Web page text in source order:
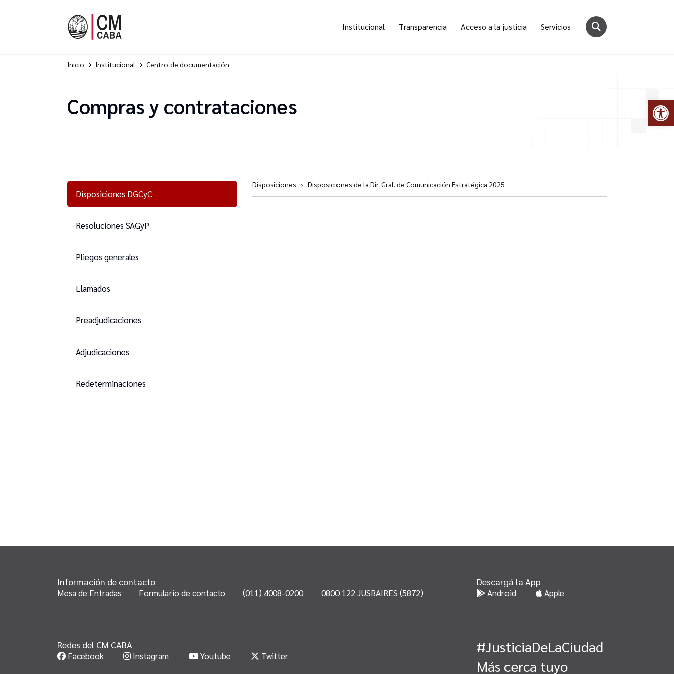
Institucional Transparencia Acceso a la justicia Servicios
Inicio Institucional Centro de documentación
Compras y contrataciones
Disposiciones DGCyC
Resoluciones SAGyP
Pliegos generales
Llamados
Preadjudicaciones
Adjudicaciones
Redeterminaciones
Disposiciones > Disposiciones de la Dir. Gral. de Comunicación Estratégica 2025
Información de contacto
Mesa de Entradas Formulario de contacto (011) 4008-0200 0800 122 JUSBAIRES (5872)
Descargá la App
Android Apple
Redes del CM CABA
Facebook Instagram Youtube Twitter
#JusticiaDeLaCiudad
Más cerca tuyo